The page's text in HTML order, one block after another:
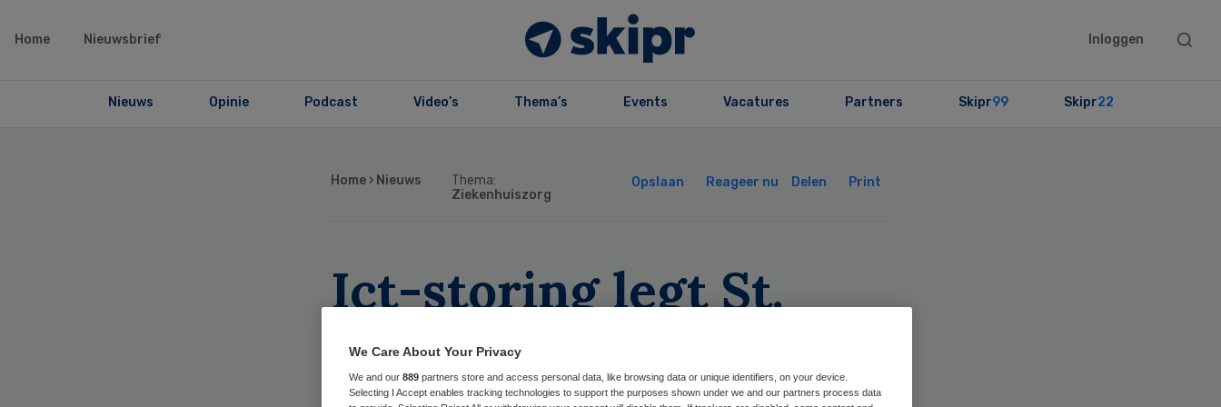
Home Nieuwsbrief Inloggen
Search
Nieuws Opinie Podcast Video’s Thema’s Events Vacatures Partners Skipr99 Skipr22
Home › Nieuws
Thema:
Ziekenhuiszorg
Opslaan Reageer nu Delen Print
Ict-storing legt St.
Antonius Ziekenhuis
tijdelijk plat
We Care About Your Privacy
We and our 889 partners store and access personal data, like browsing data or unique identifiers, on your device.
Selecting I Accept enables tracking technologies to support the purposes shown under we and our partners process data